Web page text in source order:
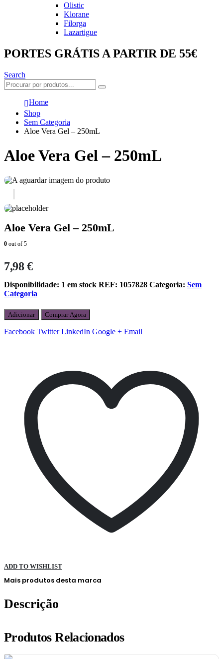
Olistic
Klorane
Filorga
Lazartigue
PORTES GRÁTIS A PARTIR DE 55€
Search
Home
Shop
Sem Categoria
Aloe Vera Gel – 250mL
Aloe Vera Gel – 250mL
Aloe Vera Gel – 250mL
0 out of 5
7,98€
Disponibilidade: 1 em stock REF: 1057828 Categoria: Sem
Categoria
Adicionar Comprar Agora
Facebook Twitter LinkedIn Google + Email
ADD TO WISHLIST
Mais produtos desta marca
Descrição
Produtos Relacionados